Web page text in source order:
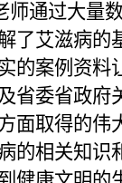
通过大量
了艾滋病的
的案例资料
省委省政府
面取得的伟
的相关知识